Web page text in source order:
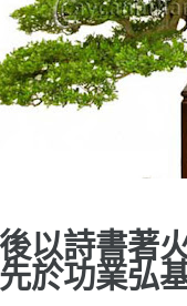
以詩書著
於功業弘